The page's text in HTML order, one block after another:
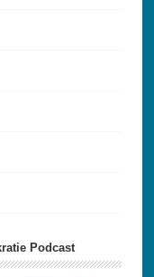
Podcast